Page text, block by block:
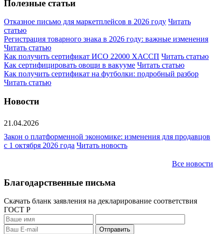
Полезные статьи
Отказное письмо для маркетплейсов в 2026 году Читать
статью
Регистрация товарного знака в 2026 году: важные изменения
Читать статью
Как получить сертификат ИСО 22000 ХАССП Читать статью
Как сертифицировать овощи в вакууме Читать статью
Как получить сертификат на футболки: подробный разбор
Читать статью
Новости
21.04.2026
Закон о платформенной экономике: изменения для продавцов
с 1 октября 2026 года Читать новость
Все новости
Благодарственные письма
Скачать бланк заявления на декларирование соответствия
ГОСТ Р